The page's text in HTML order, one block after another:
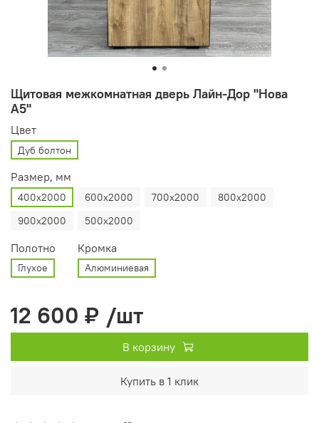
Щитовая межкомнатная дверь Лайн-Дор "Нова
А5"
Цвет
Дуб болтон
Размер, мм
400х2000 600х2000 700х2000
800х2000
900х2000
500х2000
Полотно
Глухое
Кромка
Алюминиевая
12 600 ₽ /шт
В корзину
Купить в 1 клик